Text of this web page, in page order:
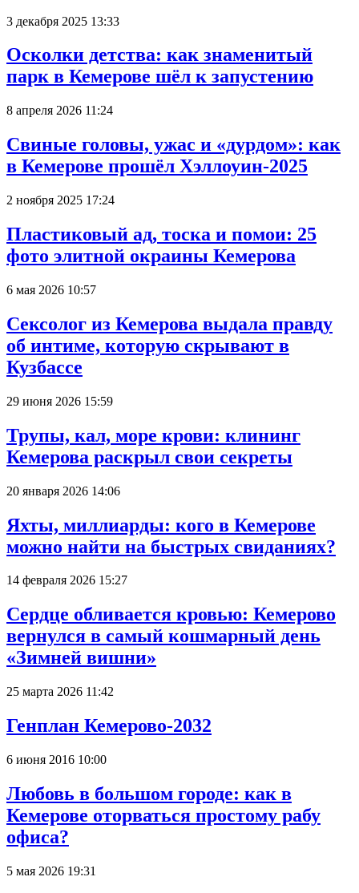
3 декабря 2025 13:33
Осколки детства: как знаменитый
парк в Кемерове шёл к запустению
8 апреля 2026 11:24
Свиные головы, ужас и «дурдом»: как
в Кемерове прошёл Хэллоуин-2025
2 ноября 2025 17:24
Пластиковый ад, тоска и помои: 25
фото элитной окраины Кемерова
6 мая 2026 10:57
Сексолог из Кемерова выдала правду
об интиме, которую скрывают в
Кузбассе
29 июня 2026 15:59
Трупы, кал, море крови: клининг
Кемерова раскрыл свои секреты
20 января 2026 14:06
Яхты, миллиарды: кого в Кемерове
можно найти на быстрых свиданиях?
14 февраля 2026 15:27
Сердце обливается кровью: Кемерово
вернулся в самый кошмарный день
«Зимней вишни»
25 марта 2026 11:42
Генплан Кемерово-2032
6 июня 2016 10:00
Любовь в большом городе: как в
Кемерове оторваться простому рабу
офиса?
5 мая 2026 19:31